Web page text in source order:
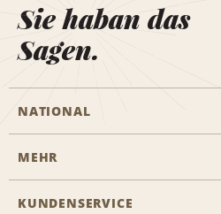
Sie haban das
Sagen.
NATIONAL
Eine Reservierung vornehmen
MEHR
Karriere
KUNDENSERVICE